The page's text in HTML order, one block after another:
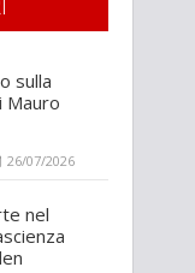
sulla
Mauro
26/07/2026
nel